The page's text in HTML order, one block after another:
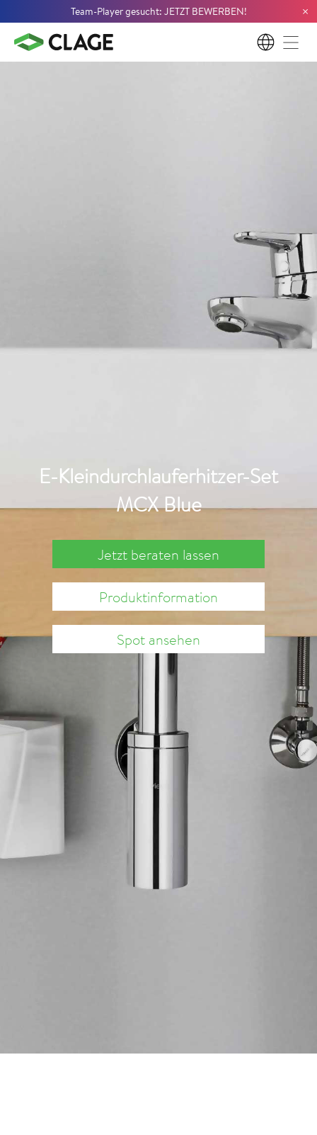
Team-Player gesucht: JETZT BEWERBEN! ×
DE
E-Kleindurchlauferhitzer-Set
MCX Blue
Jetzt beraten lassen
Produktinformation
Spot ansehen